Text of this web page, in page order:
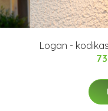
Logan -